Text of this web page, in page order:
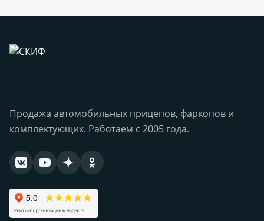
Продажа автомобильных прицепов, фаркопов и
комплектующих. Работаем с 2005 года.